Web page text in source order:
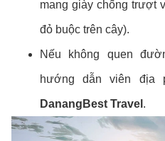
mang giày chống trượt
đỏ buộc trên cây).
Nếu không quen
hướng dẫn viên địa
DanangBest Travel .